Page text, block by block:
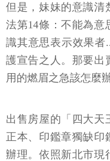
但是，妹妹的意識清
法第14條：不能為意
識其意思表示效果者
護宣告之人。那要出
用的燃眉之急該怎麼
出售房屋的「四大天
正本、印鑑章獨缺印
辦理。依照新北市現